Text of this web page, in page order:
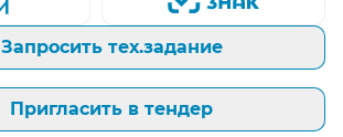
Запросить тех.задание
Пригласить в тендер